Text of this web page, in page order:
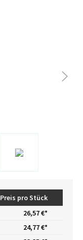
Preis pro Stück
26,57 €*
24,77 €*